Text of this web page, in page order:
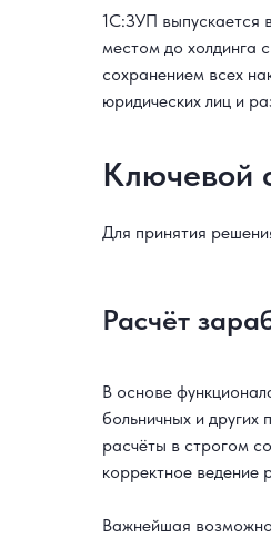
1С:ЗУП
местом до холдинга
сохранением всех
юридических лиц и
Ключевой
Для принятия
Расчёт
В основе
больничных и
расчёты в строгом
корректное ведение
Важнейшая